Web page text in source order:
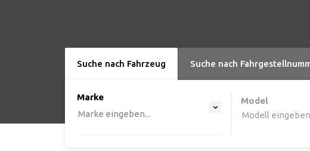
Suche nach Fahrzeug Suche nach
option , selected. Select is focused ,type to refine list,
Marke
Marke eingeben...
Model
Modell